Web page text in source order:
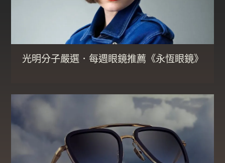
光明分子嚴選．每週眼鏡推薦《永恆眼鏡》